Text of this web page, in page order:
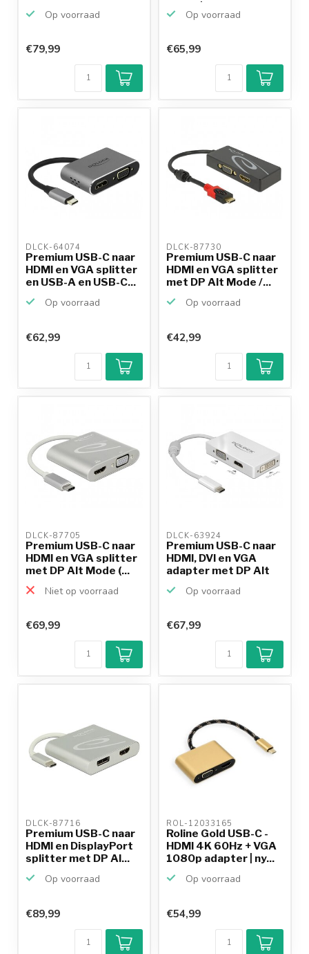
Op voorraad
€79,99
zwart | ...
Op voorraad
Klantenbeoordeling
9,2/10
Achteraf
betalen mogelijk
€65,99
DLCK-64074
Premium USB-C naar
HDMI en VGA splitter
en USB-A en USB-C...
Op voorraad
€62,99
DLCK-87730
Premium USB-C naar
HDMI en VGA splitter
met DP Alt Mode /...
Op voorraad
€42,99
DLCK-87705
Premium USB-C naar
HDMI en VGA splitter
met DP Alt Mode (...
Niet op voorraad
€69,99
DLCK-63924
Premium USB-C naar
HDMI, DVI en VGA
adapter met DP Alt
Op voorraad
€67,99
DLCK-87716
Premium USB-C naar
HDMI en DisplayPort
splitter met DP Al...
Op voorraad
€89,99
ROL-12033165
Roline Gold USB-C -
HDMI 4K 60Hz + VGA
1080p adapter | ny...
Op voorraad
€54,99